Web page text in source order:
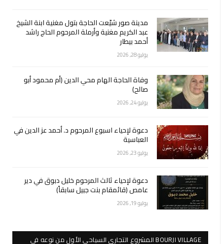
مدينة صور شيّعت الحاجة بتول مغنية ابنة الشيخ
عبد الكريم مغنية وأرملة المرحوم الحاج راشد
أحمد بيطار
يوليو 28, 2026
وفاة الحاجة الهام محي الدين (أم محمود أبو
صالح)
يوليو 24, 2026
دعوة لإحياء اسبوع المرحوم د. أحمد عز الدين في
العباسية
يوليو 23, 2026
دعوة لإحياء ثالث المرحوم خليل دبوق في دير
عامص (قائمقام بنت جبيل سابقاً)
يوليو 19, 2026
BOURJI VILLAGE المشروع التجاري السياحي الأول من نوعه في